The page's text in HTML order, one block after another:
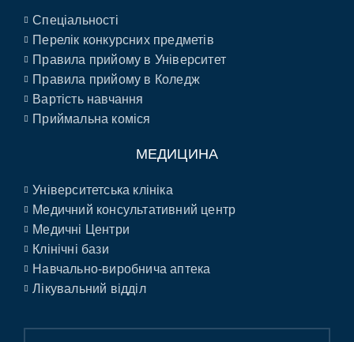
Спеціальності
Перелік конкурсних предметів
Правила прийому в Університет
Правила прийому в Коледж
Вартість навчання
Приймальна коміся
МЕДИЦИНА
Університетська клініка
Медичний консультативний центр
Медичні Центри
Клінічні бази
Навчально-виробнича аптека
Лікувальний відділ